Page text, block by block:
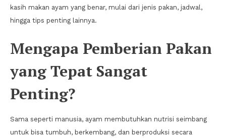
kasih makan ayam yang benar, mulai dari jenis pakan, jadwal,
hingga tips penting lainnya.
Mengapa Pemberian Pakan
yang Tepat Sangat
Penting?
Sama seperti manusia, ayam membutuhkan nutrisi seimbang
untuk bisa tumbuh, berkembang, dan berproduksi secara